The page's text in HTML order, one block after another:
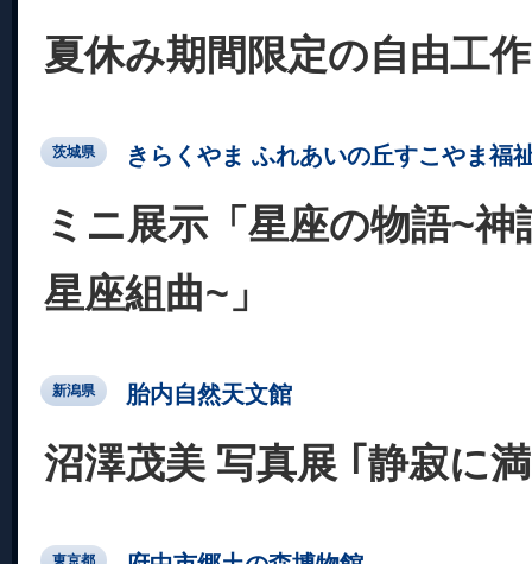
夏休み期間限定の自由工作
茨城県 きらくやま ふれあいの丘すこやま福
ミニ展示「星座の物語~
星座組曲~」
新潟県 胎内自然天文館
沼澤茂美 写真展 ｢静寂に